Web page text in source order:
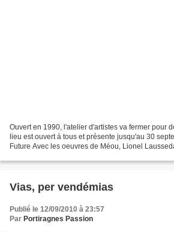
Ouvert en 1990, l'atelier d'artistes va fermer pour
lieu est ouvert à tous et présente jusqu'au 30
Future Avec les oeuvres de Méou, Lionel
Vias, per vendémias
Publié le 12/09/2010 à 23:57
Par Portiragnes Passion